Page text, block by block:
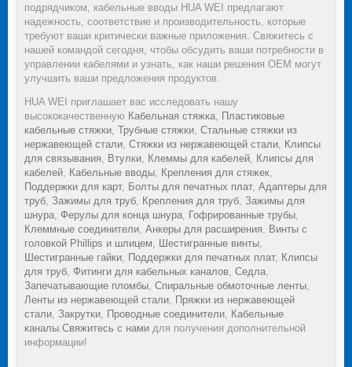
подрядчиком, кабельные вводы HUA WEI предлагают
надежность, соответствие и производительность, которые
требуют ваши критически важные приложения. Свяжитесь с
нашей командой сегодня, чтобы обсудить ваши потребности в
управлении кабелями и узнать, как наши решения OEM могут
улучшить ваши предложения продуктов.
HUA WEI приглашает вас исследовать нашу
высококачественную Кабельная стяжка
Пластиковые
кабельные стяжки Трубные стяжки Стальные стяжки из
нержавеющей стали Стяжки из нержавеющей стали
Клипсы
для связывания
Втулки Клеммы для кабелей
Клипсы для
кабелей
Кабельные вводы Крепления для стяжек
Поддержки для карт, Болты для печатных плат, Адаптеры для
труб Зажимы для труб Крепления для труб Зажимы для
шнура Ферулы для конца шнура Гофрированные трубы
Клеммные соединители Анкеры для расширения
Винты с
головкой Phillips и шлицем
Шестигранные винты
Шестигранные гайки
Поддержки для печатных плат, Клипсы
для труб Фитинги для кабельных каналов Седла
Запечатывающие пломбы Спиральные обмоточные ленты
Ленты из нержавеющей стали
Пряжки из нержавеющей
стали Закрутки Проводные соединители
Кабельные
каналы Свяжитесь с нами для получения дополнительной
информации!